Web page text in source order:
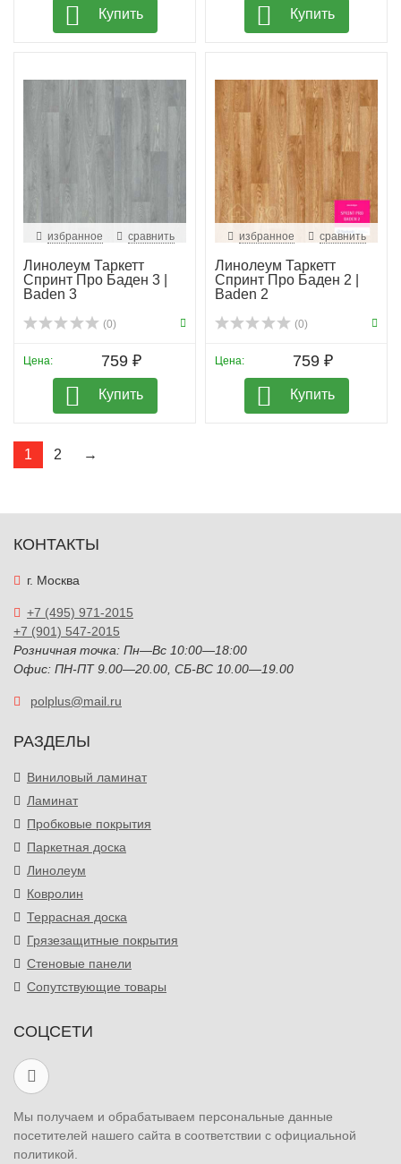
Купить Купить
избранное сравнить
Линолеум Таркетт
Спринт Про Баден 3 |
Baden 3
(0)
Цена: 759 ₽
Купить
избранное сравнить
Линолеум Таркетт
Спринт Про Баден 2 |
Baden 2
(0)
Цена: 759 ₽
Купить
1 2 →
КОНТАКТЫ
г. Москва
+7 (495) 971-2015
+7 (901) 547-2015
Розничная точка: Пн—Вс 10:00—18:00
Офис: ПН-ПТ 9.00—20.00, СБ-ВС 10.00—19.00
polplus@mail.ru
РАЗДЕЛЫ
Виниловый ламинат
Ламинат
Пробковые покрытия
Паркетная доска
Линолеум
Ковролин
Террасная доска
Грязезащитные покрытия
Стеновые панели
Сопутствующие товары
СОЦСЕТИ
Мы получаем и обрабатываем персональные данные
посетителей нашего сайта в соответствии с официальной
политикой.